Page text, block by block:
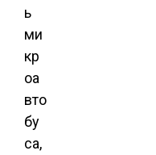
ь
ми
кр
оа
вто
бу
са,